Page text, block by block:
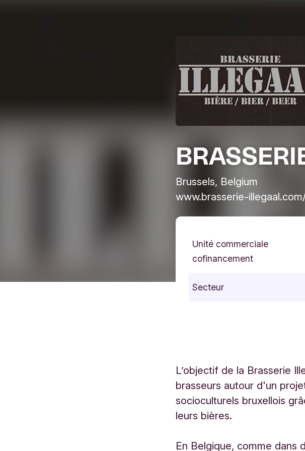
Brussels, Belgium
www.brasserie-
Unité commerciale
cofinancement
Secteur
L’objectif de la Brasserie
brasseurs autour d'un
socioculturels bruxellois
leurs bières.
En Belgique, comme dans